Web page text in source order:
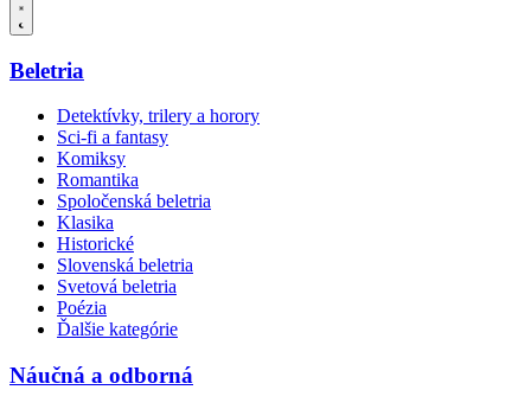
Beletria
Detektívky, trilery a horory
Sci-fi a fantasy
Komiksy
Romantika
Spoločenská beletria
Klasika
Historické
Slovenská beletria
Svetová beletria
Poézia
Ďalšie kategórie
Náučná a odborná